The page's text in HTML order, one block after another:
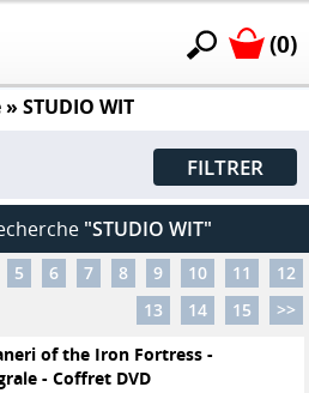
(0)
» STUDIO WIT
FILTRER
"STUDIO WIT"
5 6 7 8 9 10 11
12
13
14 15
>>
of the Iron Fortress -
- Coffret DVD